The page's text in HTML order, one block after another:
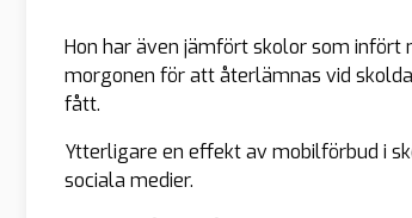
Hon har även jämfört skolor som infört
morgonen för att återlämnas vid
fått.
Ytterligare en effekt av mobilförbud i
sociala medier.